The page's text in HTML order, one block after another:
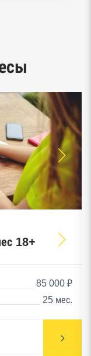
18+
85 000 ₽
25 мес.